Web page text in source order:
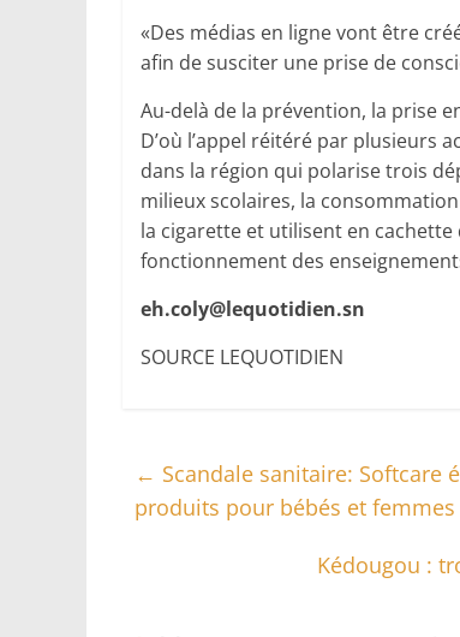
«Des médias en ligne vont être
afin de susciter une prise de
Au-delà de la prévention, la prise
D’où l’appel réitéré par plusieurs
dans la région qui polarise trois
milieux scolaires, la
la cigarette et utilisent en
fonctionnement des
eh.coly@lequotidien.sn
SOURCE LEQUOTIDIEN
← Scandale sanitaire: Softcare
produits pour bébés et femmes
Kédougou :